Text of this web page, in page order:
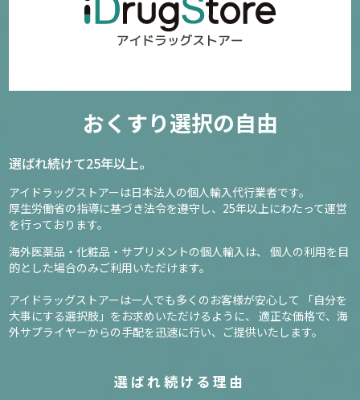
おくすり選択の自由
選ばれ続けて25年以上。
アイドラッグストアーは日本法人の個人輸入代行業者です。
厚生労働省の指導に基づき法令を遵守し、 25年以上にわたって運営
を行っております。
海外医薬品・化粧品・サプリメントの個人輸入は、
個人の利用を目
的とした場合のみご利用いただけます。
アイドラッグストアーは一人でも多くのお客様が安心して
「自分を
大事にする選択肢」をお求めいただけるように、
適正な価格で、海
外サプライヤーからの手配を迅速に行い、ご提供いたします。
選ばれ続ける理由